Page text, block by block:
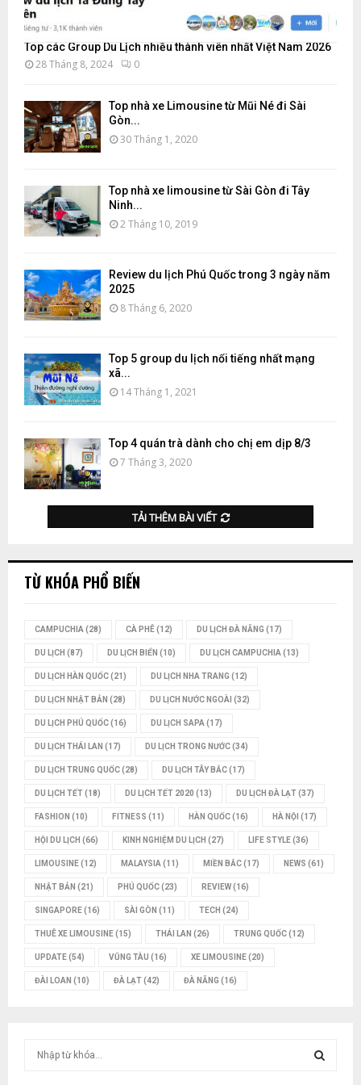
Top các Group Du Lịch nhiều thành viên nhất Việt Nam 2026
28 Tháng 8, 2024 0
Top nhà xe Limousine từ Mũi Né đi Sài
Gòn...
30 Tháng 1, 2020
Top nhà xe limousine từ Sài Gòn đi Tây
Ninh...
2 Tháng 10, 2019
Review du lịch Phú Quốc trong 3 ngày năm
2025
8 Tháng 6, 2020
Top 5 group du lịch nổi tiếng nhất mạng
xã...
14 Tháng 1, 2021
Top 4 quán trà dành cho chị em dịp 8/3
7 Tháng 3, 2020
TẢI THÊM BÀI VIẾT
TỪ KHÓA PHỔ BIẾN
CAMPUCHIA (28) CÀ PHÊ(12) DU LỊCH ĐÀ NẴNG (17)
DU LỊCH (87) DU LỊCH BIỂN (10) DU LỊCH CAMPUCHIA (13)
DU LỊCH HÀN QUỐC(21) DU LỊCH NHA TRANG (12)
DU LỊCH NHẬT BẢN (28) DU LỊCH NƯỚC NGOÀI (32)
DU LỊCH PHÚ QUỐC(16) DU LỊCH SAPA (17)
DU LỊCH THÁI LAN (17) DU LỊCH TRONG NƯỚC(34)
DU LỊCH TRUNG QUỐC(28) DU LỊCH TÂY BẮC(17)
DU LỊCH TẾT(18) DU LỊCH TẾT 2020 (13) DU LỊCH ĐÀ LẠT(37)
FASHION (10) FITNESS (11) HÀN QUỐC(16) HÀ NỘI (17)
HỘI DU LỊCH (66) KINH NGHIỆM DU LỊCH (27) LIFE STYLE(36)
LIMOUSINE(12) MALAYSIA (11) MIỀN BẮC(17) NEWS (61)
NHẬT BẢN (21) PHÚ QUỐC(23) REVIEW(16)
SINGAPORE(16) SÀI GÒN (11) TECH (24)
THUÊ XE LIMOUSINE(15) THÁI LAN (26) TRUNG QUỐC(12)
UPDATE(54) VŨNG TÀU (16) XE LIMOUSINE(20)
ĐÀI LOAN (10) ĐÀ LẠT(42) ĐÀ NẴNG (16)